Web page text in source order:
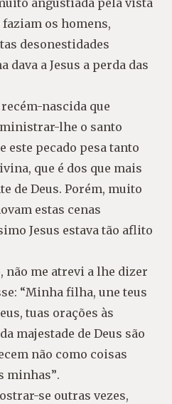
angustiada pelavista
os homens,
desonestidades
dava a Jesus a perda das
nascida que
lhe o santo
este pecado pesa tanto
que é dos que mais
de Deus. Porém, muito
estas cenas
Jesus estava tão aflito
não me atrevi a lhe dizer
“Minha filha, une teus
tuas orações às
majestade de Deus são
não como coisas
minhas”.
se outras vezes,